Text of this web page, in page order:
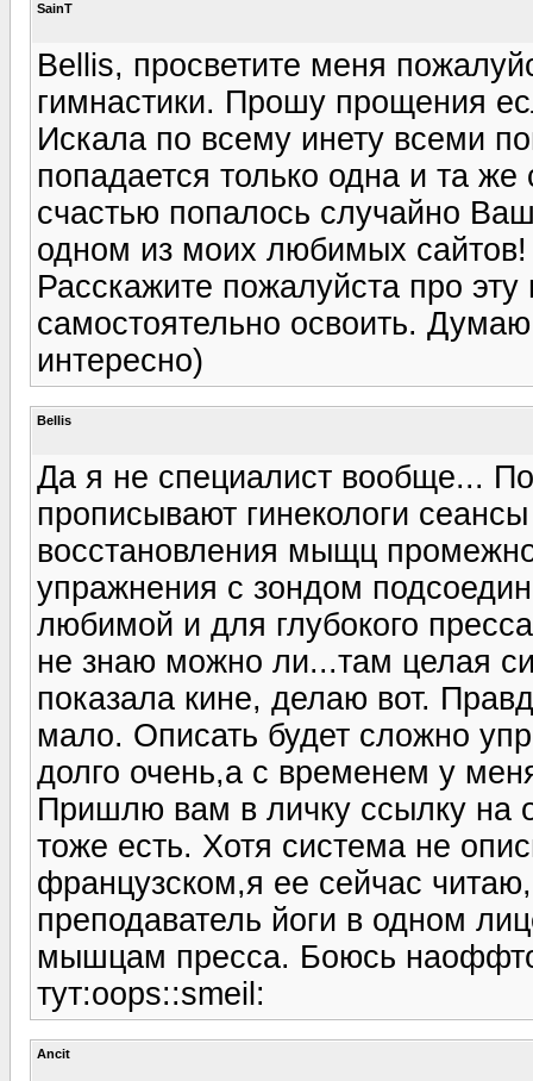
SainT
Bellis, просветите меня
гимнастики. Прошу прощения
Искала по всему инету всеми
попадается только одна и та же
счастью попалось случайно
одном из моих любимых сайтов!
Расскажите пожалуйста про
самостоятельно освоить.
интересно)
Bellis
Да я не специалист вообще...
прописывают гинекологи
восстановления мыщц
упражнения с зондом
любимой и для глубокого
не знаю можно ли...там целая
показала кине, делаю вот.
мало. Описать будет сложно
долго очень,а с временем у
Пришлю вам в личку ссылку на
тоже есть. Хотя система не
французском,я ее сейчас
преподаватель йоги в одном
мышцам пресса. Боюсь
тут:oops::smeil:
Ancit